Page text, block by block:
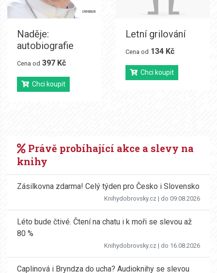
Naděje:
autobiografie
Cena od 397 Kč
Chci koupit
Letní grilování
Cena od 134 Kč
Chci koupit
Právě probíhající akce a slevy na
knihy
Zásilkovna zdarma! Celý týden pro Česko i Slovensko
Knihydobrovsky.cz | do 09.08.2026
Léto bude čtivé. Čtení na chatu i k moři se slevou až
80 %
Knihydobrovsky.cz | do 16.08.2026
Caplinová i Bryndza do ucha? Audioknihy se slevou